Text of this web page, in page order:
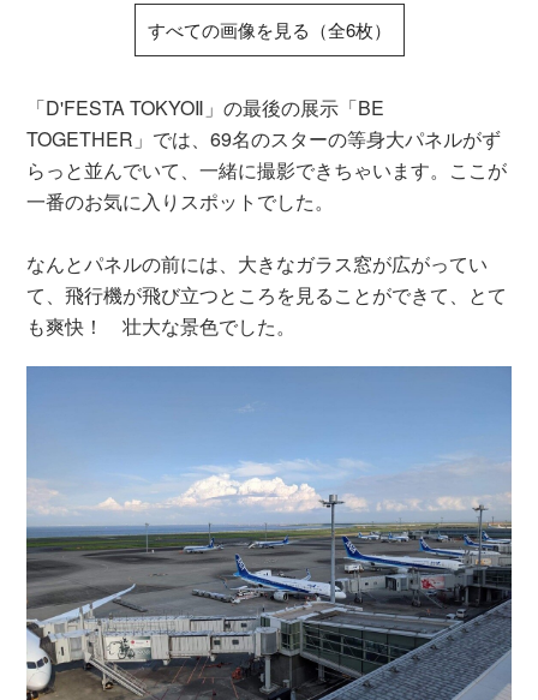
すべての画像を見る（全6枚）
「D'FESTA TOKYOⅡ」の最後の展示「BE
TOGETHER」では、69名のスターの等身大パネルがず
らっと並んでいて、一緒に撮影できちゃいます。ここが
一番のお気に入りスポットでした。
なんとパネルの前には、大きなガラス窓が広がってい
て、飛行機が飛び立つところを見ることができて、とて
も爽快！ 壮大な景色でした。